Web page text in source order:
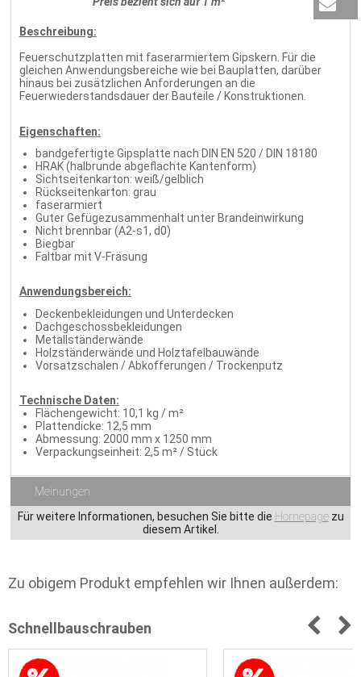
Beschreibung:
Feuerschutzplatten mit faserarmiertem Gipskern. Für die
gleichen Anwendungsbereiche wie bei Bauplatten, darüber
hinaus bei zusätzlichen Anforderungen an die
Feuerwiederstandsdauer der Bauteile / Konstruktionen.
Eigenschaften:
bandgefertigte Gipsplatte nach DIN EN 520 / DIN 18180
HRAK (halbrunde abgeflachte Kantenform)
Sichtseitenkarton: weiß/gelblich
Rückseitenkarton: grau
faserarmiert
Guter Gefügezusammenhalt unter Brandeinwirkung
Nicht brennbar (A2-s1, d0)
Biegbar
Faltbar mit V-Fräsung
Anwendungsbereich:
Deckenbekleidungen und Unterdecken
Dachgeschossbekleidungen
Metallständerwände
Holzständerwände und Holztafelbauwände
Vorsatzschalen / Abkofferungen / Trockenputz
Technische Daten:
Flächengewicht: 10,1 kg / m²
Plattendicke: 12,5 mm
Abmessung: 2000 mm x 1250 mm
Verpackungseinheit: 2,5 m² / Stück
Meinungen
Für weitere Informationen, besuchen Sie bitte die Homepagezu
diesem Artikel.
Zu obigem Produkt empfehlen wir Ihnen außerdem:
Schnellbauschrauben